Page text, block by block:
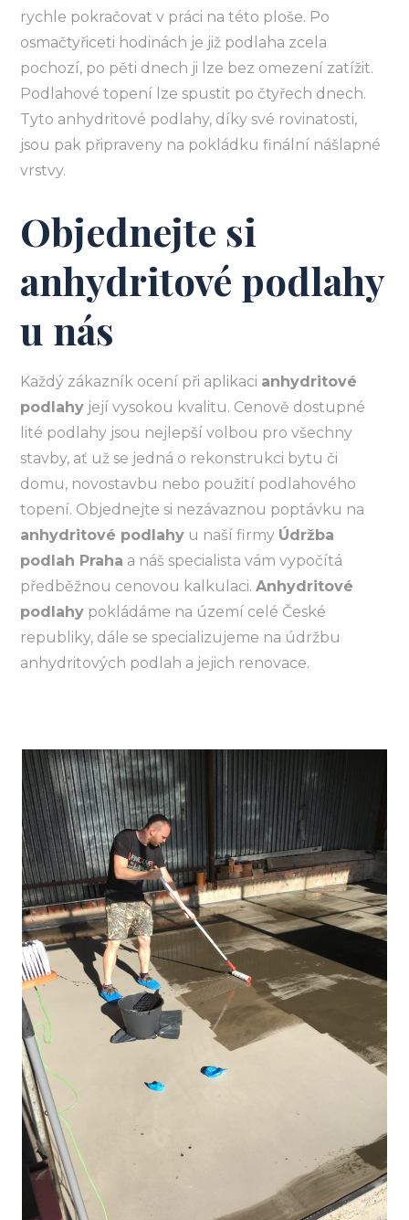
rychle pokračovat v práci na této ploše. Po
osmačtyřiceti hodinách je již podlaha zcela
pochozí, po pěti dnech ji lze bez omezení zatížit.
Podlahové topení lze spustit po čtyřech dnech.
Tyto anhydritové podlahy, díky své rovinatosti,
jsou pak připraveny na pokládku finální nášlapné
vrstvy.
Objednejte si
anhydritové podlahy
u nás
Každý zákazník ocení při aplikaci anhydritové
podlahy její vysokou kvalitu. Cenově dostupné
lité podlahy jsou nejlepší volbou pro všechny
stavby, ať už se jedná o rekonstrukci bytu či
domu, novostavbu nebo použití podlahového
topení. Objednejte si nezávaznou poptávku na
anhydritové podlahy u naší firmy Údržba
podlah Praha a náš specialista vám vypočítá
předběžnou cenovou kalkulaci.Anhydritové
podlahy pokládáme na území celé České
republiky, dále se specializujeme na údržbu
anhydritových podlah a jejich renovace.